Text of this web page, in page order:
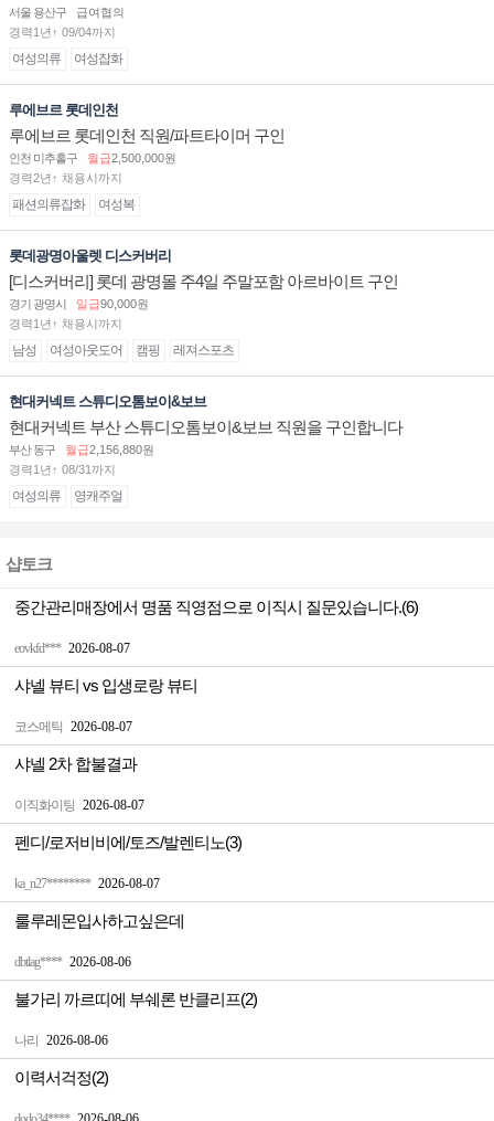
서울 용산구
급여협의
경력1년↑ 09/04까지
여성의류 여성잡화
루에브르 롯데인천
루에브르 롯데인천 직원/파트타이머 구인
인천 미추홀구 월급2,500,000원
경력2년↑ 채용시까지
패션의류잡화 여성복
롯데광명아울렛 디스커버리
[디스커버리] 롯데 광명몰 주4일 주말포함 아르바이트 구인
경기 광명시 일급90,000원
경력1년↑ 채용시까지
남성 여성아웃도어 캠핑 레져스포츠
현대커넥트 스튜디오톰보이&보브
현대커넥트 부산 스튜디오톰보이&보브 직원을 구인합니다
부산 동구 월급2,156,880원
경력1년↑ 08/31까지
여성의류 영캐주얼
샵토크
eovkfd*** 2026-08-07
중간관리매장에서 명품 직영점으로 이직시 질문있습니다.(6)
코스메틱 2026-08-07
샤넬 뷰티 vs 입생로랑 뷰티
이직화이팅 2026-08-07
샤넬 2차 합불결과
ka_n27******** 2026-08-07
펜디/로저비비에/토즈/발렌티노(3)
dbtlag**** 2026-08-06
룰루레몬입사하고싶은데
나리 2026-08-06
불가리 까르띠에 부쉐론 반클리프(2)
이력서걱정(2)